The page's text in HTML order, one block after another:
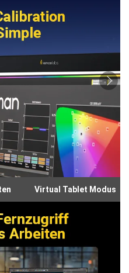
Virtual Tablet Modus